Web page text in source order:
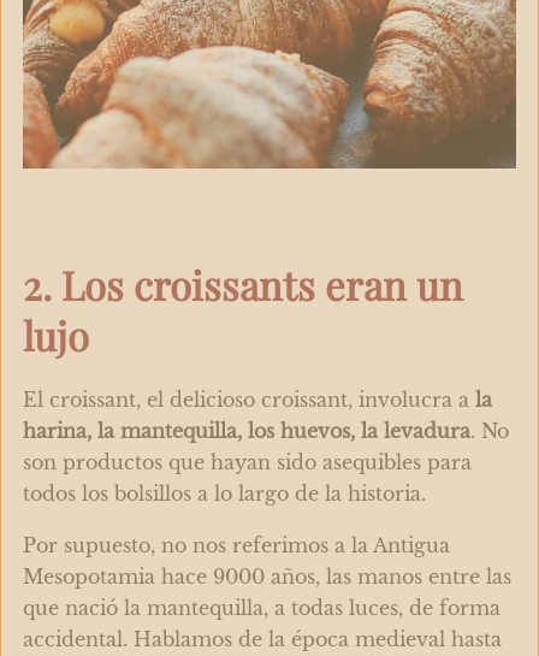
2. Los croissants eran un
lujo
El croissant, el delicioso croissant, involucra ala
harina, la mantequilla, los huevos, la levadura. No
son productos que hayan sido asequibles para
todos los bolsillos a lo largo de la historia.
Por supuesto, no nos referimos a la Antigua
Mesopotamia hace 9000 años, las manos entre las
que nació la mantequilla, a todas luces, de forma
accidental. Hablamos de la época medieval hasta